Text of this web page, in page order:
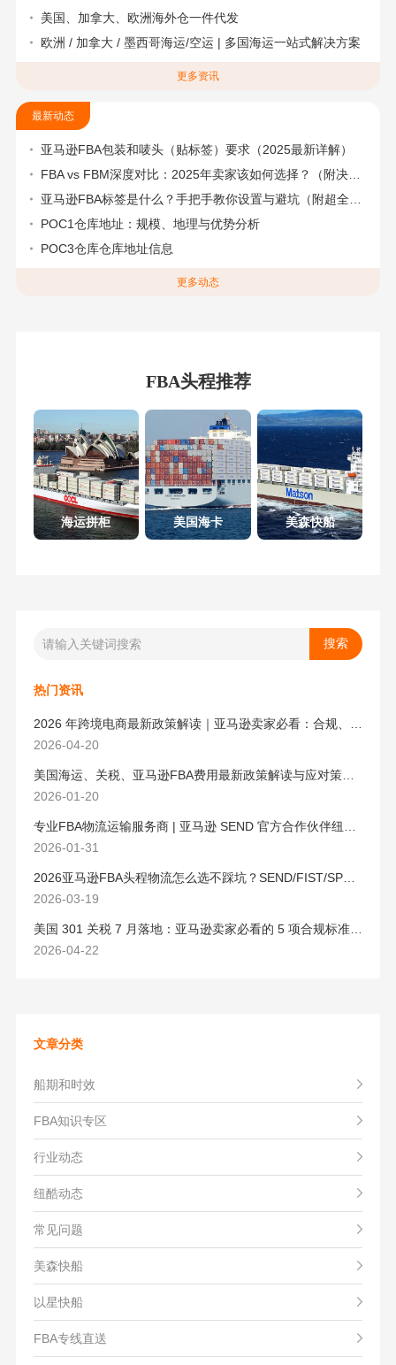
美国、加拿大、欧洲海外仓一件代发
欧洲 / 加拿大 / 墨西哥海运/空运 | 多国海运一站式解决方案
更多资讯
最新动态
亚马逊FBA包装和唛头（贴标签）要求（2025最新详解）
FBA vs FBM深度对比：2025年卖家该如何选择？（附决策流程图）
亚马逊FBA标签是什么？手把手教你设置与避坑（附超全指南）
POC1仓库地址：规模、地理与优势分析
POC3仓库仓库地址信息
更多动态
FBA头程推荐
海运拼柜 美国海卡 美森快船
热门资讯
2026-04-20
美国海运、关税、亚马逊FBA费用最新政策解读与应对策略（2026版）
2026-01-20
2026-01-31
2026亚马逊FBA头程物流怎么选不踩坑？SEND/FIST/SPN官方认证物流商，只有这家敢承诺“准达率第一”
2026-03-19
美国 301 关税 7 月落地：亚马逊卖家必看的 5 项合规标准与稳交付方案
2026-04-22
文章分类
船期和时效
FBA知识专区
行业动态
纽酷动态
常见问题
美森快船
以星快船
FBA专线直送